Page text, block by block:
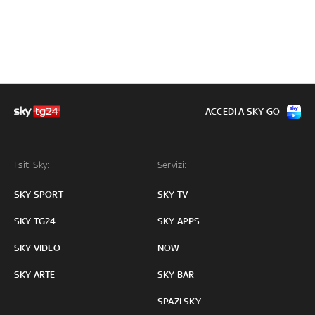
I siti Sky:
SKY SPORT
SKY TG24
SKY VIDEO
SKY ARTE
Servizi:
SKY TV
SKY APPS
NOW
SKY BAR
SPAZI SKY
ACCEDI A SKY GO